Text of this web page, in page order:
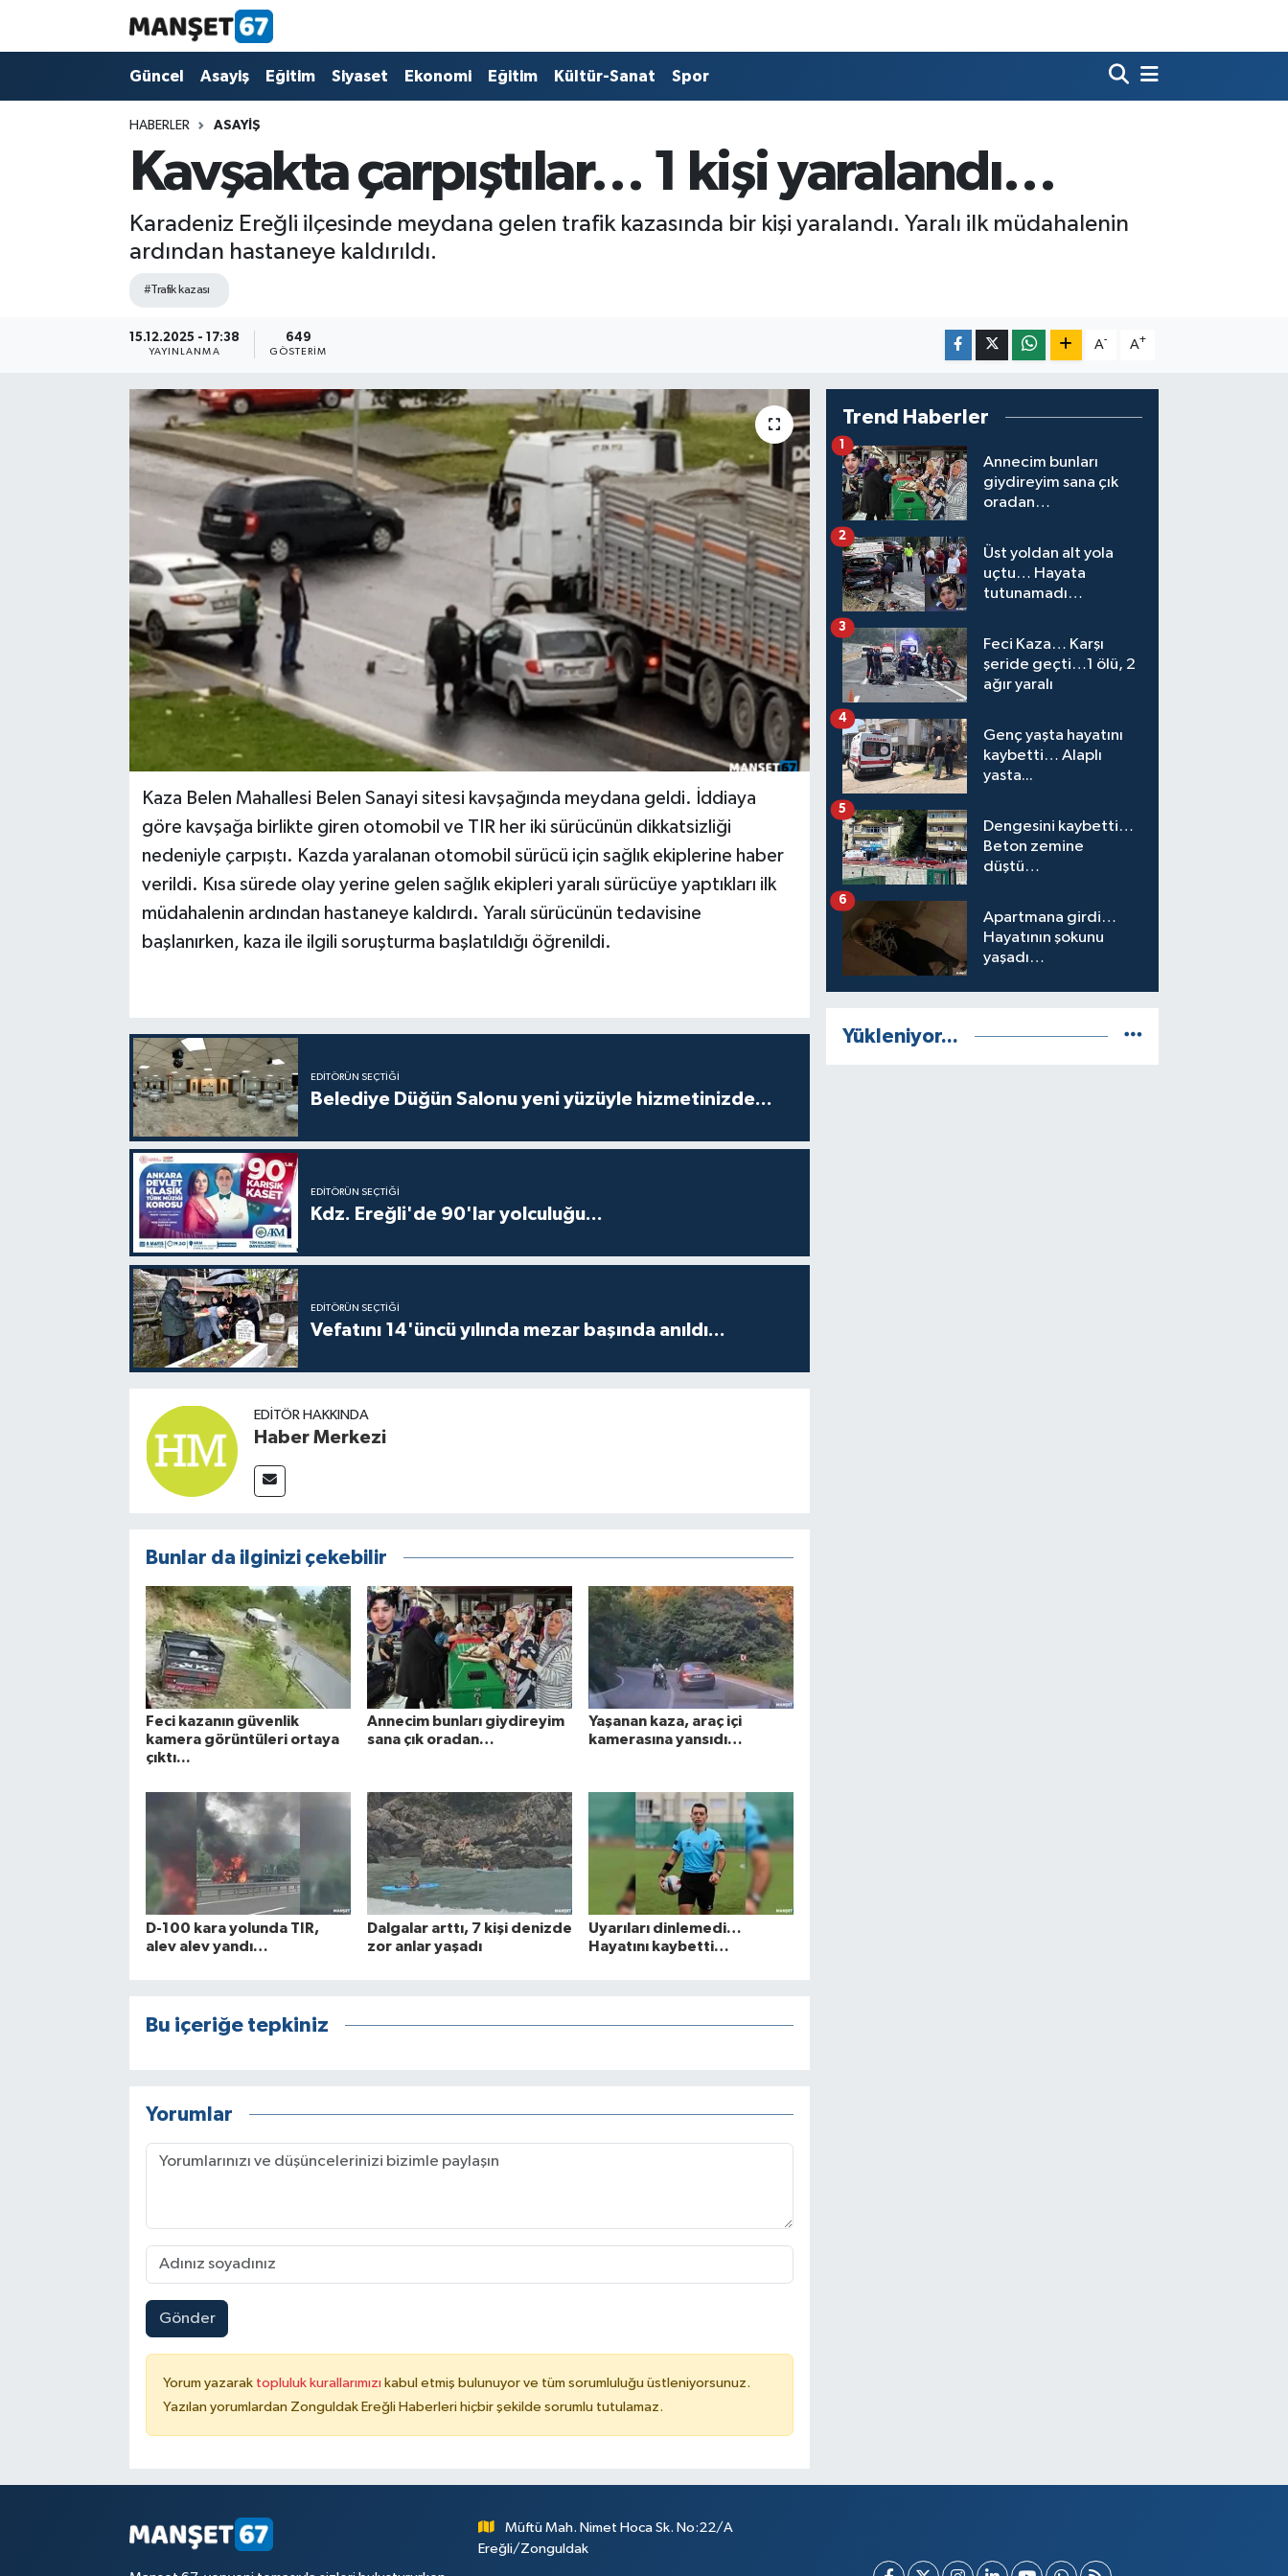
Güncel Asayiş Eğitim Siyaset Ekonomi Eğitim Kültür-Sanat Spor
HABERLER ASAYIŞ
Kavşakta çarpıştılar… 1 kişi yaralandı…
Karadeniz Ereğli ilçesinde meydana gelen trafik kazasında bir kişi yaralandı. Yaralı ilk müdahalenin
ardından hastaneye kaldırıldı.
#Trafik kazası
15.12.2025 - 17:38
YAYINLANMA
649
GÖSTERIM
A- A+
Kaza Belen Mahallesi Belen Sanayi sitesi kavşağında meydana geldi. İddiaya
göre kavşağa birlikte giren otomobil ve TIR her iki sürücünün dikkatsizliği
nedeniyle çarpıştı. Kazda yaralanan otomobil sürücü için sağlık ekiplerine haber
verildi. Kısa sürede olay yerine gelen sağlık ekipleri yaralı sürücüye yaptıkları ilk
müdahalenin ardından hastaneye kaldırdı. Yaralı sürücünün tedavisine
başlanırken, kaza ile ilgili soruşturma başlatıldığı öğrenildi.
EDITÖRÜN SEÇTIĞI
Belediye Düğün Salonu yeni yüzüyle hizmetinizde...
EDITÖRÜN SEÇTIĞI
Kdz. Ereğli'de 90'lar yolculuğu...
EDITÖRÜN SEÇTIĞI
Vefatını 14'üncü yılında mezar başında anıldı...
EDITÖR HAKKINDA
Haber Merkezi
Bunlar da ilginizi çekebilir
Feci kazanın güvenlik
kamera görüntüleri ortaya
çıktı...
Annecim bunları giydireyim
sana çık oradan…
Yaşanan kaza, araç içi
kamerasına yansıdı…
D-100 kara yolunda TIR,
alev alev yandı…
Dalgalar arttı, 7 kişi denizde
zor anlar yaşadı
Uyarıları dinlemedi…
Hayatını kaybetti…
Bu içeriğe tepkiniz
Yorumlar
Gönder
Yorum yazarak topluluk kurallarımızı kabul etmiş bulunuyor ve tüm sorumluluğu üstleniyorsunuz.
Yazılan yorumlardan Zonguldak Ereğli Haberleri hiçbir şekilde sorumlu tutulamaz.
Trend Haberler
Annecim bunları
giydireyim sana çık
oradan…
1
Üst yoldan alt yola
uçtu… Hayata
tutunamadı…
2
Feci Kaza… Karşı
şeride geçti…1 ölü, 2
ağır yaralı
3
Genç yaşta hayatını
kaybetti… Alaplı
yasta...
4
Dengesini kaybetti…
Beton zemine
düştü…
5
Apartmana girdi…
Hayatının şokunu
yaşadı…
6
Yükleniyor...
Müftü Mah. Nimet Hoca Sk. No:22/A
Ereğli/Zonguldak